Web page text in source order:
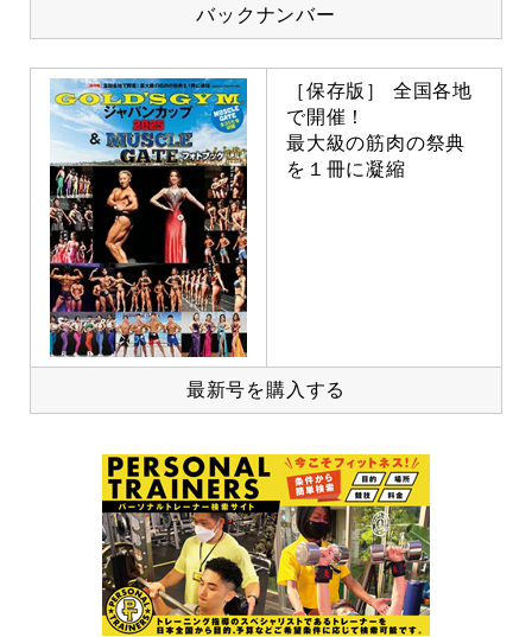
バックナンバー
［保存版］ 全国各地
で開催！
最大級の筋肉の祭典
を１冊に凝縮
最新号を購入する